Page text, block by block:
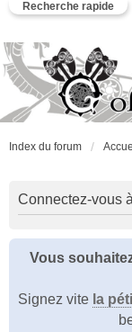
Recherche rapide
Index du forum
Connectez-vous
Vous
Signez vite la